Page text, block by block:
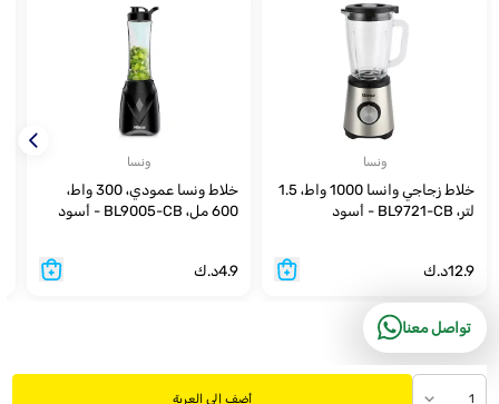
1 أضف إلى العربة
ونسا
خلاط زجاجي وانسا 1000 واط، 1.5
لتر، BL9721-CB - أسود
12.9د.ك
ونسا
خلاط ونسا عمودي، 300 واط،
600 مل، BL9005-CB - أسود
4.9د.ك
تواصل معنا